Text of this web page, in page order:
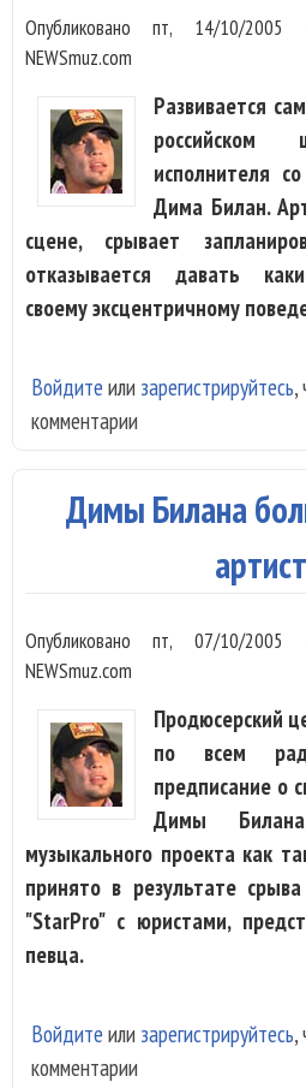
Опубликованопт, 14/10/2005
NEWSmuz.com
Развивается
российском
исполнителя
Дима Билан.
сцене, срывает
отказывается давать
своему эксцентричному
Войдите или зарегистрируйтесь,
комментарии
Димы Билана
Опубликованопт, 07/10/2005
NEWSmuz.com
Продюсерский
по всем
предписание о
Димы
музыкального проекта как
принято в результате
"StarPro" с юристами,
певца.
Войдите или зарегистрируйтесь,
комментарии